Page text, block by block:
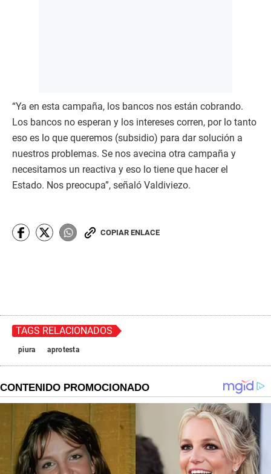
“Ya en esta campaña, los bancos nos están cobrando.
Los bancos no esperan y los intereses corren, por lo tanto
eso es lo que queremos (subsidio) para dar solución a
nuestros problemas. Se nos avecina otra campaña y
necesitamos un reactiva y eso lo tiene que hacer el
Estado. Nos preocupa”, señaló Valdiviezo.
COPIAR ENLACE
TAGS RELACIONADOS
piura aprotesta